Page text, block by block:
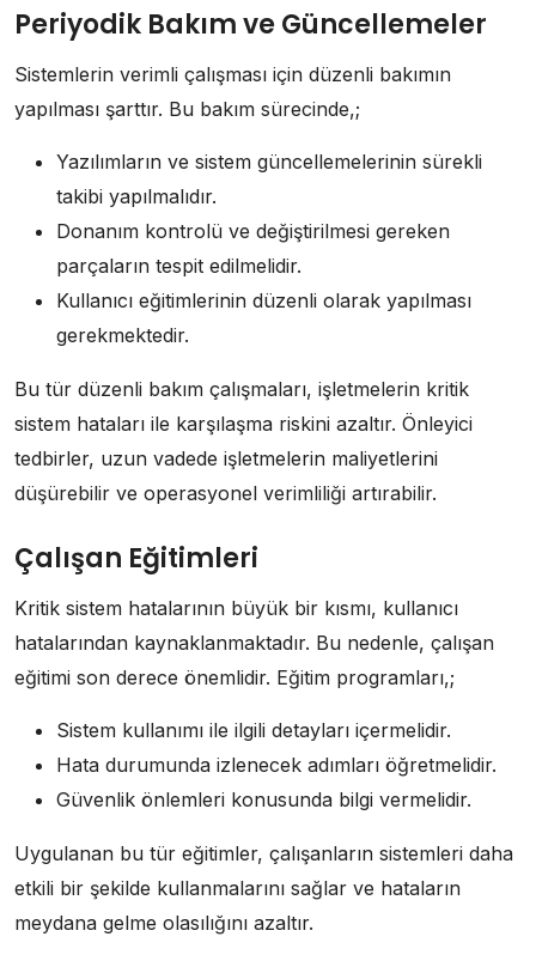
Periyodik Bakım ve Güncellemeler
Sistemlerin verimli çalışması için düzenli bakımın
yapılması şarttır. Bu bakım sürecinde,;
Yazılımların ve sistem güncellemelerinin sürekli
takibi yapılmalıdır.
Donanım kontrolü ve değiştirilmesi gereken
parçaların tespit edilmelidir.
Kullanıcı eğitimlerinin düzenli olarak yapılması
gerekmektedir.
Bu tür düzenli bakım çalışmaları, işletmelerin kritik
sistem hataları ile karşılaşma riskini azaltır. Önleyici
tedbirler, uzun vadede işletmelerin maliyetlerini
düşürebilir ve operasyonel verimliliği artırabilir.
Çalışan Eğitimleri
Kritik sistem hatalarının büyük bir kısmı, kullanıcı
hatalarından kaynaklanmaktadır. Bu nedenle, çalışan
eğitimi son derece önemlidir. Eğitim programları,;
Sistem kullanımı ile ilgili detayları içermelidir.
Hata durumunda izlenecek adımları öğretmelidir.
Güvenlik önlemleri konusunda bilgi vermelidir.
Uygulanan bu tür eğitimler, çalışanların sistemleri daha
etkili bir şekilde kullanmalarını sağlar ve hataların
meydana gelme olasılığını azaltır.